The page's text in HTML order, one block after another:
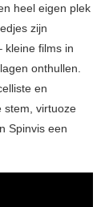
heel eigen plek
zijn
kleine films in
onthullen.
en
stem, virtuoze
Spinvis een